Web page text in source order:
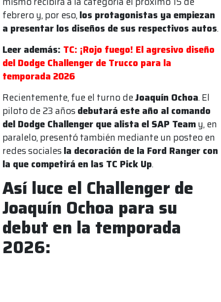
febrero y, por eso,los protagonistas ya empiezan
a presentar los diseños de sus respectivos autos.
Leer además: TC: ¡Rojo fuego! El agresivo diseño
del Dodge Challenger de Trucco para la
temporada 2026
Recientemente, fue el turno deJoaquín Ochoa. El
piloto de 23 añosdebutará este año al comando
del Dodge Challenger que alista el SAP Teamy, en
paralelo, presentó también mediante un posteo en
redes socialesla decoración de la Ford Ranger con
la que competirá en las TC Pick Up.
Así luce el Challenger de
Joaquín Ochoa para su
debut en la temporada
2026: